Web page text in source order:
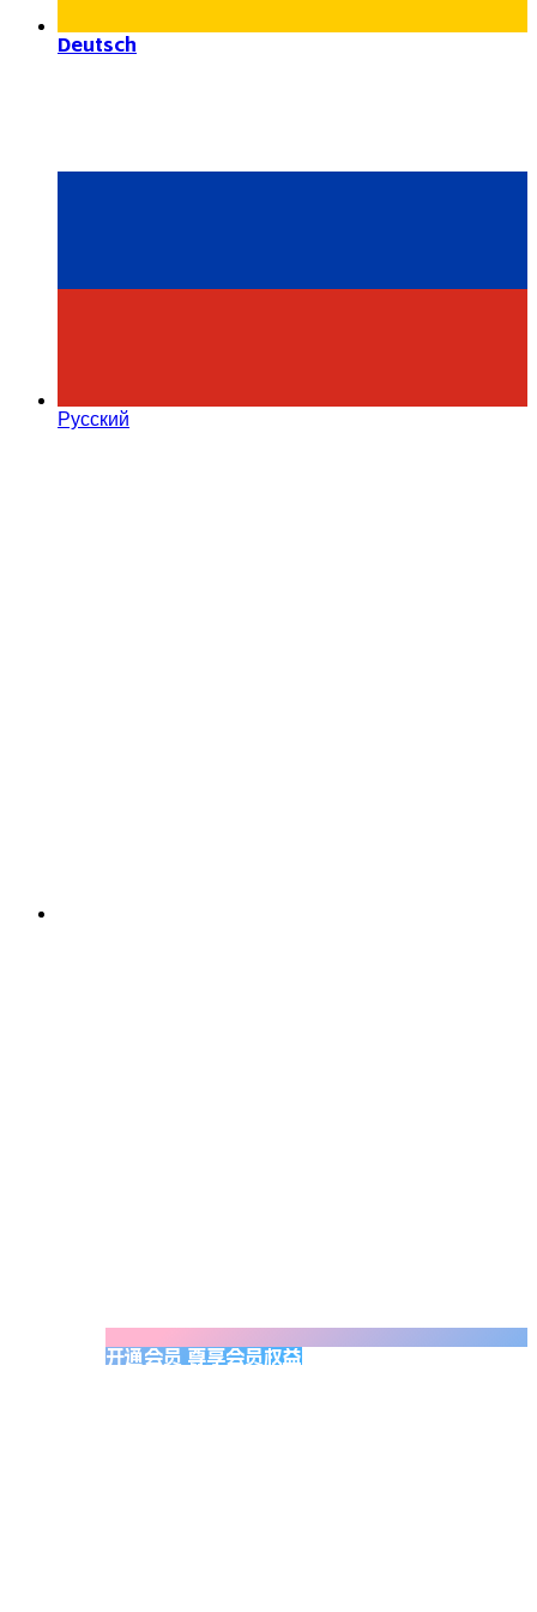
Deutsch
Русский
开通会员 尊享会员权益